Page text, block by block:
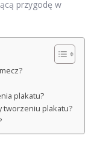
przygodę w
plakatu?
tworzeniu plakatu?